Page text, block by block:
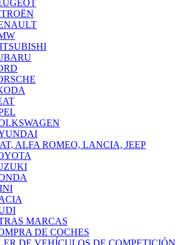
ALFA ROMEO, LANCIA, JEEP
MARCAS
DE COCHES
DE VEHÍCULOS DE COMPETICIÓN